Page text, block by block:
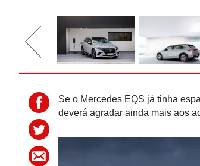
Se o Mercedes EQS já tinha
deverá agradar ainda mais aos